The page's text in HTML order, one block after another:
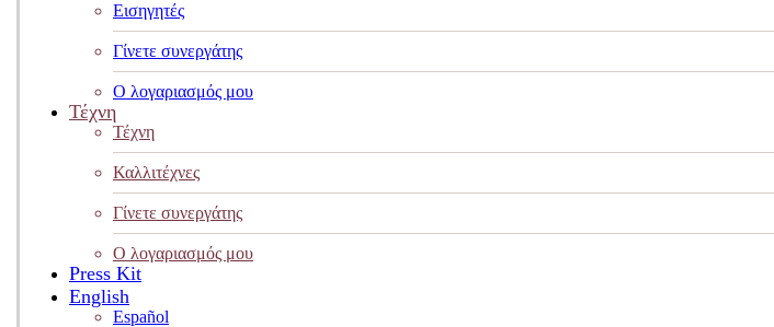
Εισηγητές
Γίνετε συνεργάτης
Ο λογαριασμός μου
Τέχνη
Τέχνη
Καλλιτέχνες
Γίνετε συνεργάτης
Ο λογαριασμός μου
Press Kit
English
Español